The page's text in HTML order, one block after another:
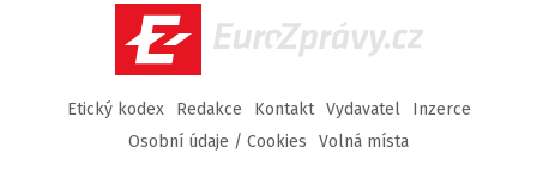
EuroZprávy.cz
Etický kodex Redakce Kontakt Vydavatel
Inzerce
Osobní údaje / Cookies
Volná místa